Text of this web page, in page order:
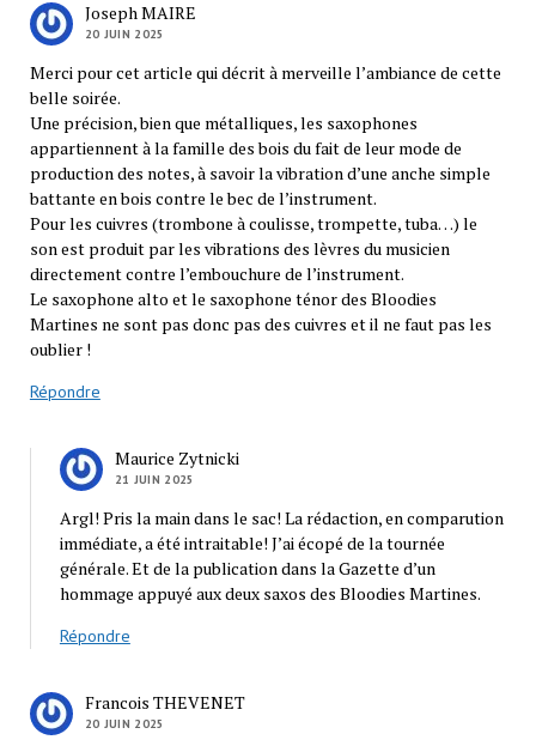
Joseph MAIRE
20 JUIN 2025
Merci pour cet article qui décrit à merveille l’ambiance de cette
belle soirée.
Une précision, bien que métalliques, les saxophones
appartiennent à la famille des bois du fait de leur mode de
production des notes, à savoir la vibration d’une anche simple
battante en bois contre le bec de l’instrument.
Pour les cuivres (trombone à coulisse, trompette, tuba…) le
son est produit par les vibrations des lèvres du musicien
directement contre l’embouchure de l’instrument.
Le saxophone alto et le saxophone ténor des Bloodies
Martines ne sont pas donc pas des cuivres et il ne faut pas les
oublier !
Répondre
Maurice Zytnicki
21 JUIN 2025
Argl! Pris la main dans le sac! La rédaction, en comparution
immédiate, a été intraitable! J’ai écopé de la tournée
générale. Et de la publication dans la Gazette d’un
hommage appuyé aux deux saxos des Bloodies Martines.
Répondre
Francois THEVENET
20 JUIN 2025